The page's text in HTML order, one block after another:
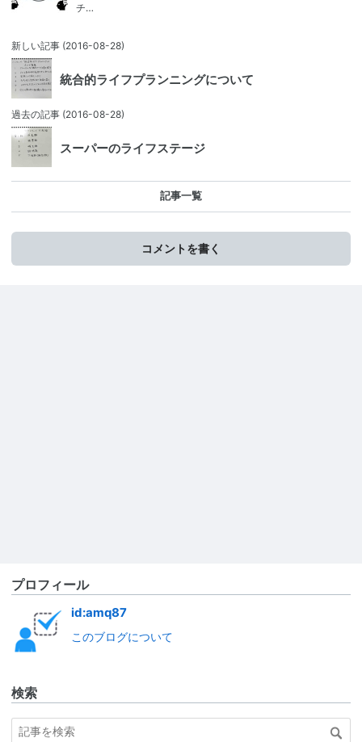
チ…
新しい記事 (2016-08-28)
統合的ライフプランニングについて
過去の記事 (2016-08-28)
スーパーのライフステージ
記事一覧
コメントを書く
プロフィール
id:amq87
このブログについて
検索